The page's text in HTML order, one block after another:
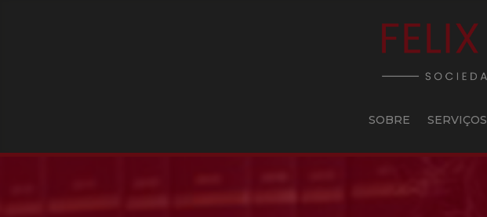
SOBRE SERVIÇOS